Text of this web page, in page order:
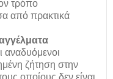
τρόπο
από πρακτικά
αναδυόμενοι
ζήτηση στην
οποίους δεν είναι